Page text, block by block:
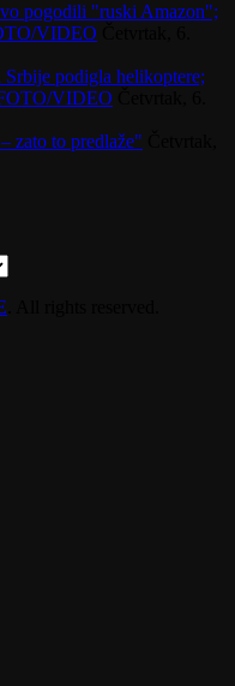
pogodili "ruski Amazon";
VIDEO
podigla helikoptere;
VIDEO
zato to predlaže"